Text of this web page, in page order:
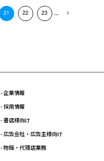
21 22 23 ...
- 企業情報
- 採用情報
- 書店様向け
- 広告会社・広告主様向け
- 物販・代理店業務